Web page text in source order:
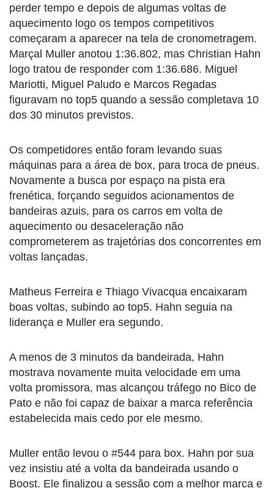
perder tempo e depois de algumas voltas de
aquecimento logo os tempos competitivos
começaram a aparecer na tela de cronometragem.
Marçal Muller anotou 1:36.802, mas Christian Hahn
logo tratou de responder com 1:36.686. Miguel
Mariotti, Miguel Paludo e Marcos Regadas
figuravam no top5 quando a sessão completava 10
dos 30 minutos previstos.
Os competidores então foram levando suas
máquinas para a área de box, para troca de pneus.
Novamente a busca por espaço na pista era
frenética, forçando seguidos acionamentos de
bandeiras azuis, para os carros em volta de
aquecimento ou desaceleração não
comprometerem as trajetórias dos concorrentes em
voltas lançadas.
Matheus Ferreira e Thiago Vivacqua encaixaram
boas voltas, subindo ao top5. Hahn seguia na
liderança e Muller era segundo.
A menos de 3 minutos da bandeirada, Hahn
mostrava novamente muita velocidade em uma
volta promissora, mas alcançou tráfego no Bico de
Pato e não foi capaz de baixar a marca referência
estabelecida mais cedo por ele mesmo.
Muller então levou o #544 para box. Hahn por sua
vez insistiu até a volta da bandeirada usando o
Boost. Ele finalizou a sessão com a melhor marca e